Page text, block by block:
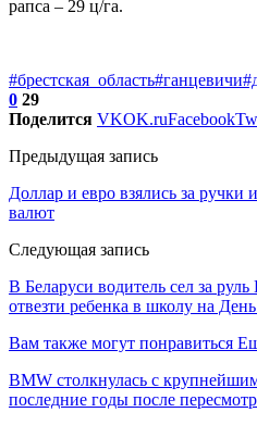
рапса – 29 ц/га.
#брестская_область#ганцевичи
0 29
Поделится VKOK.ruFacebook
Предыдущая запись
Доллар и евро взялись за
валют
Следующая запись
В Беларуси водитель сел за
отвезти ребенка в школу на
Вам также могут понравиться
BMW столкнулась с
последние годы после